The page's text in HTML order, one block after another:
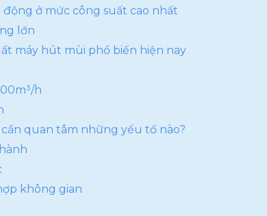
ở mức công suất cao nhất
lớn
máy hút mùi phổ biến hiện nay
h
cần quan tâm những yếu tố nào?
không gian